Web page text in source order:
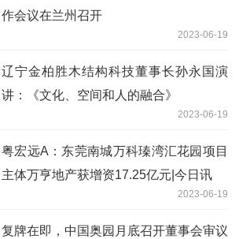
作会议在兰州召开
2023-06-19
辽宁金柏胜木结构科技董事长孙永国演
讲：《文化、空间和人的融合》
2023-06-19
粤宏远A：东莞南城万科瑧湾汇花园项目
主体万亨地产获增资17.25亿元|今日讯
2023-06-19
复牌在即，中国奥园月底召开董事会审议